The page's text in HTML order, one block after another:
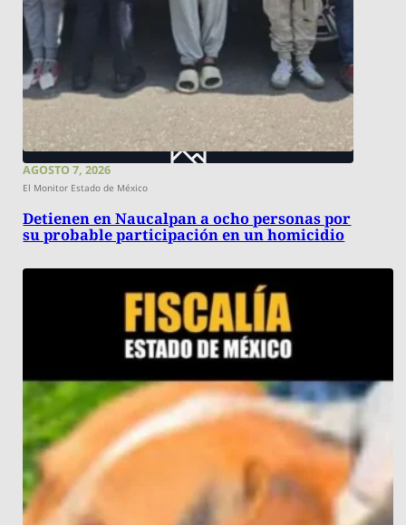
AGOSTO 7, 2026
El Monitor Estado de México
Detienen en Naucalpan a ocho personas por
su probable participación en un homicidio